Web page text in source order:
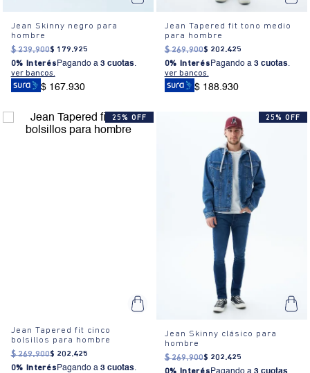
Jean Skinny negro para
hombre
$ 239.900$ 179.925
0% Interés Pagando a 3 cuotas.
ver bancos.
$ 167.930
Jean Tapered fit tono medio
para hombre
$ 269.900$ 202.425
0% Interés Pagando a 3 cuotas.
ver bancos.
$ 188.930
25% OFF
Jean Tapered fit cinco
bolsillos para hombre
$ 269.900$ 202.425
0% Interés Pagando a 3 cuotas.
25% OFF
Jean Skinny clásico para
hombre
$ 269.900$ 202.425